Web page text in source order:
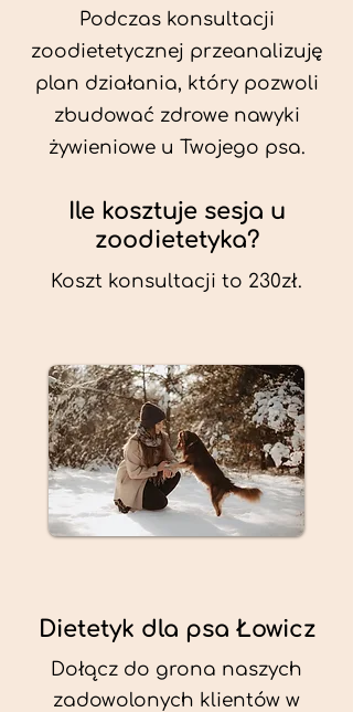
Podczas konsultacji
zoodietetycznej przeanalizuję
plan działania, który pozwoli
zbudować zdrowe nawyki
żywieniowe u Twojego psa.
Ile kosztuje sesja u
zoodietetyka?
Koszt konsultacji to 230zł.
Dietetyk dla psa Łowicz
Dołącz do grona naszych
zadowolonych klientów w